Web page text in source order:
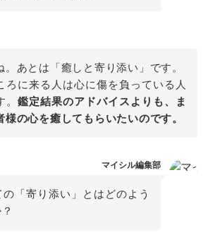
。あとは「癒しと寄り添い」です。
ろに来る人は心に傷を負っている人
。鑑定結果のアドバイスよりも、ま
様の心を癒してもらいたいのです。
マイシル編集部
「寄り添い」とはどのよう